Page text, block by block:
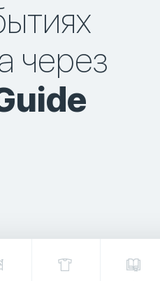
через